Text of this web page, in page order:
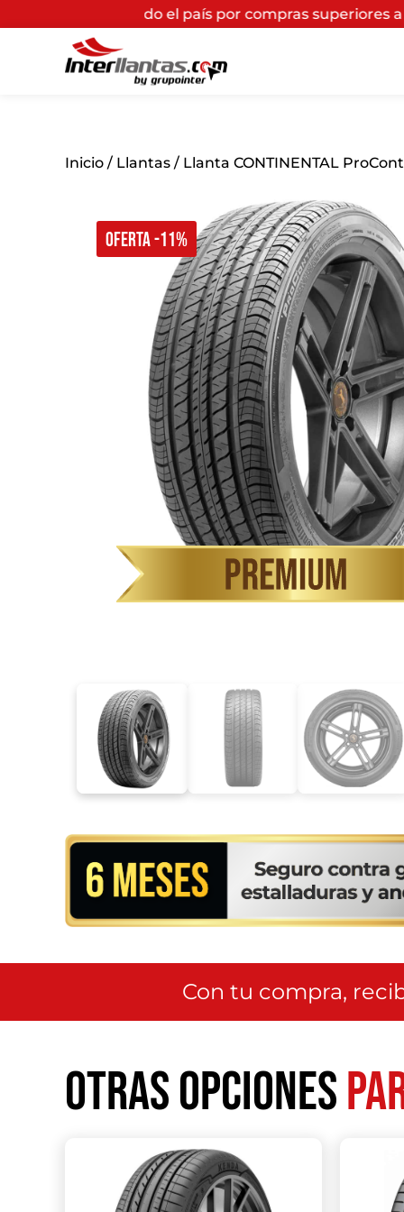
todo el país por compras superiores a $200.000*
OFERTA -11%
Inicio / Llantas / Llanta CONTINENTAL
Con tu compra,
Otras opciones